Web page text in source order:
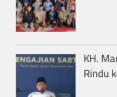
KH.
Rindu